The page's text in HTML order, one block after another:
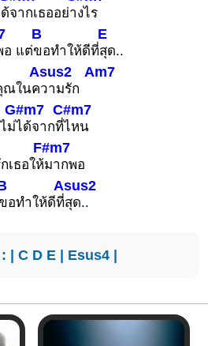
จากเธออย่างไร
อ แต่
B
ขอทำให้ดีที่
E
สุด..
ณในค
Asus2
วามรัก
Am7
ม่
G#m7
ได้จากที่
C#m7
ไหน
เธอให้
F#m7
มากพอ
อทำให้ดีที่
Asus2
สุด..
| C D E| Esus4|